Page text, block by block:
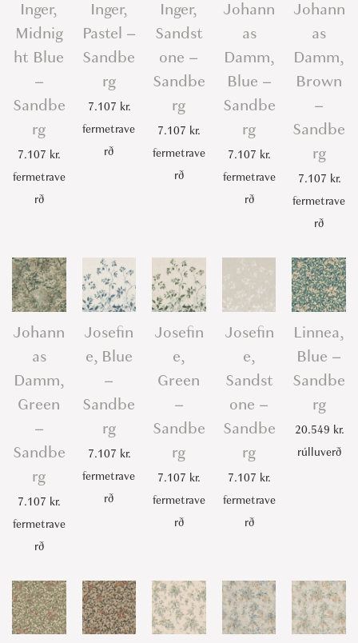
Inger,
Midnig
ht Blue
–
Sandbe
rg
7.107 kr.
fermetrave
rð
Inger,
Pastel –
Sandbe
rg
7.107 kr.
fermetrave
rð
Inger,
Sandst
one –
Sandbe
rg
7.107 kr.
fermetrave
rð
Johann
as
Damm,
Blue –
Sandbe
rg
7.107 kr.
fermetrave
rð
Johann
as
Damm,
Brown
–
Sandbe
rg
7.107 kr.
fermetrave
rð
Johann
as
Damm,
Green
–
Sandbe
rg
7.107 kr.
fermetrave
rð
Josefin
e, Blue
–
Sandbe
rg
7.107 kr.
fermetrave
rð
Josefin
e,
Green
–
Sandbe
rg
7.107 kr.
fermetrave
rð
Josefin
e,
Sandst
one –
Sandbe
rg
7.107 kr.
fermetrave
rð
Linnea,
Blue –
Sandbe
rg
20.549 kr.
rúlluverð